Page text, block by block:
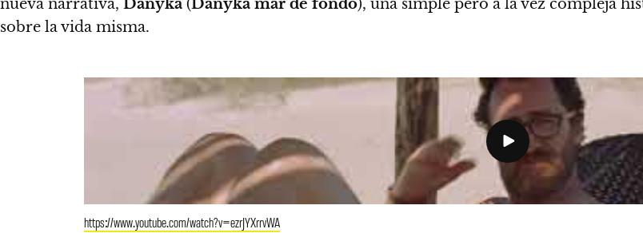
nueva narrativa, Danyka (Danyka mar de fondo), una simple pero a la vez compleja
sobre la vida misma.
https://www.youtube.com/watch?v=ezrJYXrrvWA